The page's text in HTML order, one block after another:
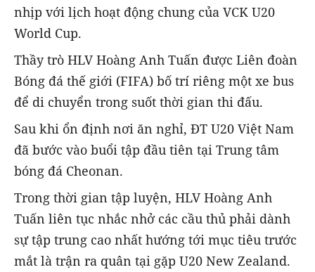
nhịp với lịch hoạt động chung của VCK U20
World Cup.
Thầy trò HLV Hoàng Anh Tuấn được Liên đoàn
Bóng đá thế giới (FIFA) bố trí riêng một xe bus
để di chuyển trong suốt thời gian thi đấu.
Sau khi ổn định nơi ăn nghỉ, ĐT U20 Việt Nam
đã bước vào buổi tập đầu tiên tại Trung tâm
bóng đá Cheonan.
Trong thời gian tập luyện, HLV Hoàng Anh
Tuấn liên tục nhắc nhở các cầu thủ phải dành
sự tập trung cao nhất hướng tới mục tiêu trước
mắt là trận ra quân tại gặp U20 New Zealand.